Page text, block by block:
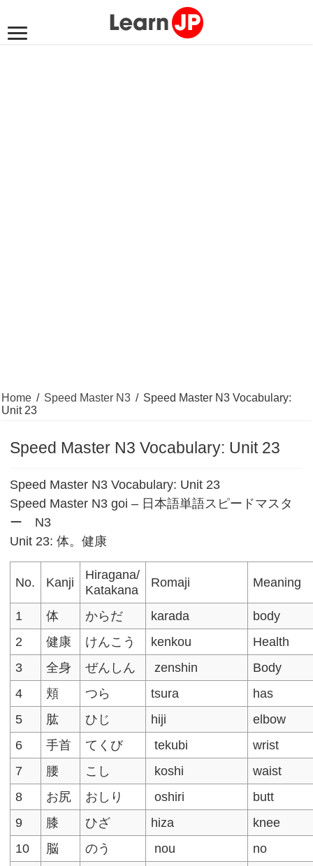
Home / Speed Master N3 / Speed Master N3 Vocabulary:
Unit 23
Speed Master N3 Vocabulary: Unit 23
Speed Master N3 Vocabulary: Unit 23
Speed Master N3 goi – 日本語単語スピードマスタ
ー N3
Unit 23: 体。健康
No. Kanji
Hiragana/
Katakana
Romaji Meaning
1 体 からだ karada
body
2
健康 けんこう kenkou
Health
3
全身 ぜんしん zenshin
Body
4
頬 つら tsura
has
5
肱 ひじ hiji
elbow
6
手首 てくび tekubi
wrist
7
腰 こし koshi
waist
8
お尻 おしり oshiri
butt
9
膝 ひざ hiza
knee
10
脳 のう nou
no